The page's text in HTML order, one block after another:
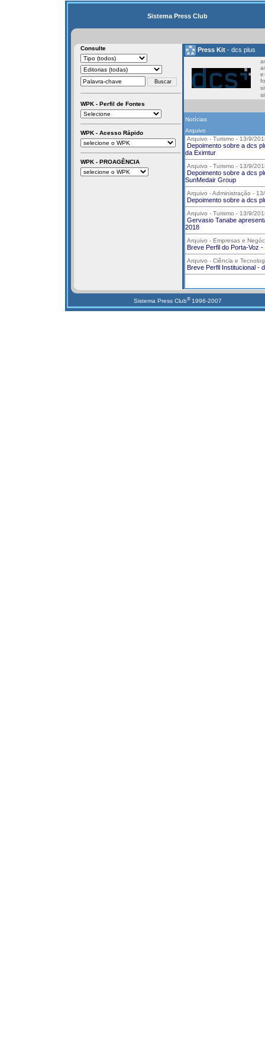
Sistema Press Club
Consulte
WPK - Perfil de Fontes
WPK - Acesso Rápido
WPK - PROAGÊNCIA
Press Kit - dcs plus
Notícias
Arquivo
Arquivo - Turismo - 13/9/
Depoimento sobre a dcs
da Eximtur
Arquivo - Turismo - 13/9/
Depoimento sobre a dcs
SunMedair Group
Arquivo - Administração -
Depoimento sobre a dcs
Arquivo - Turismo - 13/9/
Gervasio Tanabe
2018
Arquivo - Empresas e
Breve Perfil do Porta-Voz
Arquivo - Ciência e
Breve Perfil Institucional -
Sistema Press Club® 1996-2007